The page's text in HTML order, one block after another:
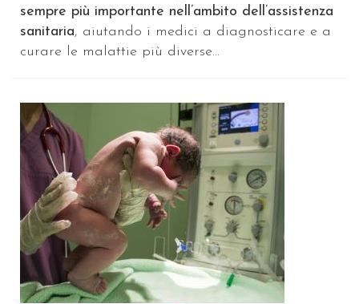
sempre più importante nell’ambito dell’assistenza
sanitaria, aiutando i medici a diagnosticare e a
curare le malattie più diverse...